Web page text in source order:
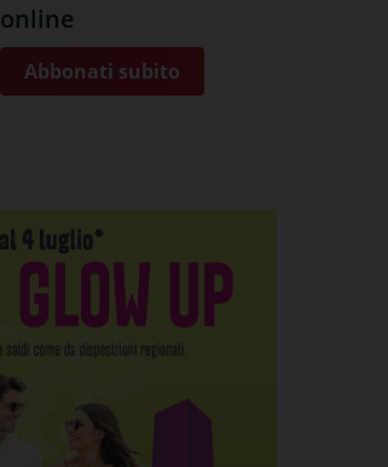
online
Abbonati subito